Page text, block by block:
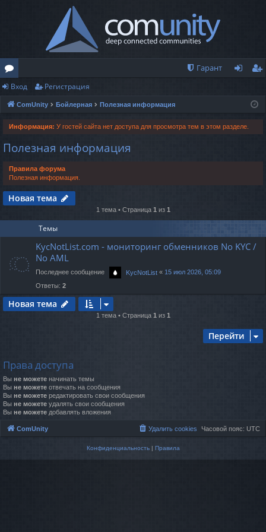
о
ру
м
ы
Гарант
ис
Вход Регистрация
ComUnity Бойлерная Полезная информация
Информация: У гостей сайта нет доступа для просмотра тем в этом разделе.
Полезная информация
Правила форума
Полезная информация.
Новая тема
1 тема • Страница 1 из 1
Темы
KycNotList.com - мониторинг обменников No KYC /
No AML
Последнее сообщение KycNotList « 15 июл 2026, 05:09
Ответы: 2
Новая тема
1 тема • Страница 1 из 1
Перейти
Права доступа
Вы не можете начинать темы
Вы не можете отвечать на сообщения
Вы не можете редактировать свои сообщения
Вы не можете удалять свои сообщения
Вы не можете добавлять вложения
ComUnity Часовой пояс: UTC
Удалить cookies
Конфиденциальность| Правила